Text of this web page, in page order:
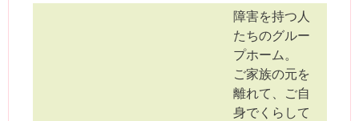
障害を持つ人
たちのグルー
プホーム。
ご家族の元を
離れて、ご自
身でくらして